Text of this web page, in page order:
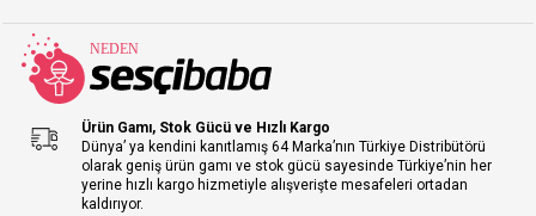
Ürün Gamı, Stok Gücü ve Hızlı Kargo
Dünya’ ya kendini kanıtlamış 64 Marka’nın Türkiye Distribütörü
olarak geniş ürün gamı ve stok gücü sayesinde Türkiye’nin her
yerine hızlı kargo hizmetiyle alışverişte mesafeleri ortadan
kaldırıyor.